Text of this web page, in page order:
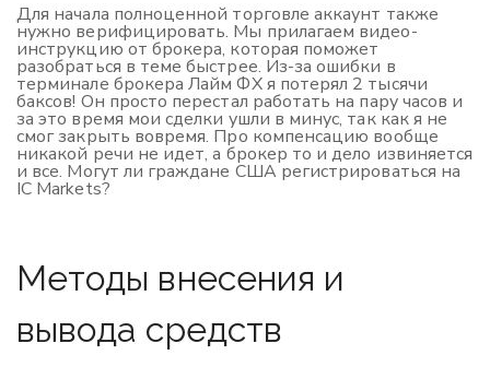
Для начала полноценной торговле аккаунт также
нужно верифицировать. Мы прилагаем видео-
инструкцию от брокера, которая поможет
разобраться в теме быстрее. Из-за ошибки в
терминале брокера Лайм ФХ я потерял 2 тысячи
баксов! Он просто перестал работать на пару часов и
за это время мои сделки ушли в минус, так как я не
смог закрыть вовремя. Про компенсацию вообще
никакой речи не идет, а брокер то и дело извиняется
и все. Могут ли граждане США регистрироваться на
IC Markets?
Методы внесения и
вывода средств